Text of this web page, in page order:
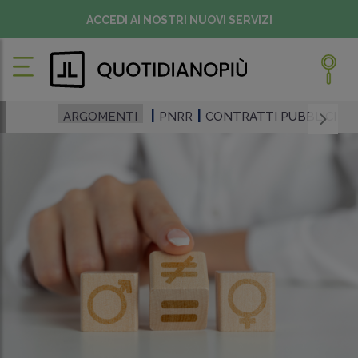
ACCEDI AI NOSTRI NUOVI SERVIZI
ARGOMENTI PNRR CONTRATTI PUBBLICI